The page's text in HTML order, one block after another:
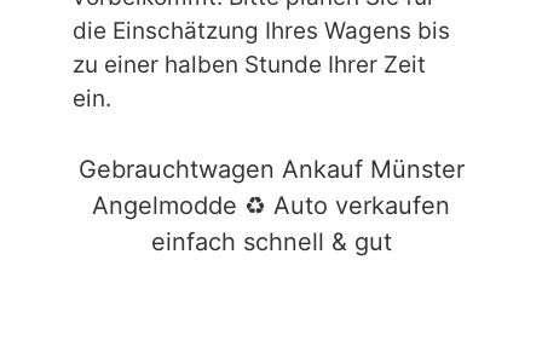
die Einschätzung Ihres Wagens bis
zu einer halben Stunde Ihrer Zeit
ein.
Gebrauchtwagen Ankauf Münster
Angelmodde ♻️ Auto verkaufen
einfach schnell & gut